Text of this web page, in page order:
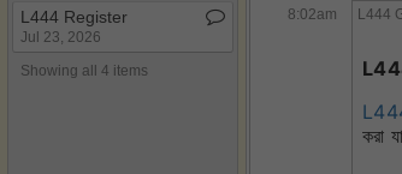
8:02am
L444
করা
L444 Register
Jul 23, 2026
Showing all 4 items